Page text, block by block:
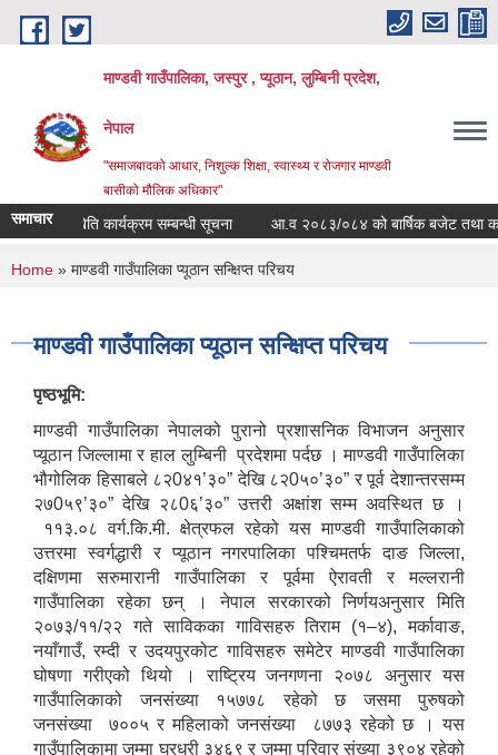
Skip to main content
माण्डवी गाउँपालिका, जस्पुर , प्यूठान, लुम्बिनी प्रदेश,
नेपाल
"समाजबादको आधार, निशुल्क शिक्षा, स्वास्थ्य र रोजगार माण्डवी
बासीको मौलिक अधिकार"
समाचार
पुष्प खेति कार्यक्रम सम्बन्धी सूचना आ.व २०८३/०८४ को बार्षिक बजेट तथा कार्यक्रम
You are here
Home » माण्डवी गाउँपालिका प्यूठान सन्क्षिप्त परिचय
माण्डवी गाउँपालिका प्यूठान सन्क्षिप्त परिचय
पृष्ठभूमि:
माण्डवी गाउँपालिका नेपालको पुरानो प्रशासनिक विभाजन अनुसार
प्यूठान जिल्लामा र हाल लुम्बिनी प्रदेशमा पर्दछ । माण्डवी गाउँपालिका
भौगोलिक हिसाबले ८२0४१’३०” देखि ८२0५०’३०” र पूर्व देशान्तरसम्म
२७0५९’३०” देखि २८0६’३०” उत्तरी अक्षांश सम्म अवस्थित छ ।
११३.०८ वर्ग.कि.मी. क्षेत्रफल रहेको यस माण्डवी गाउँपालिकाको
उत्तरमा स्वर्गद्धारी र प्यूठान नगरपालिका पश्चिमतर्फ दाङ जिल्ला,
दक्षिणमा सरुमारानी गाउँपालिका र पूर्वमा ऐरावती र मल्लरानी
गाउँपालिका रहेका छन् । नेपाल सरकारको निर्णयअनुसार मिति
२०७३/११/२२ गते साविकका गाविसहरु तिराम (१–४), मर्कावाङ,
नयाँगाउँ, रम्दी र उदयपुरकोट गाविसहरु समेटेर माण्डवी गाउँपालिका
घोषणा गरीएको थियो । राष्ट्रिय जनगणना २०७८ अनुसार यस
गाउँपालिकाको जनसंख्या १५७७८ रहेको छ जसमा पुरुषको
जनसंख्या ७००५ र महिलाको जनसंख्या ८७७३ रहेको छ । यस
गाउँपालिकामा जम्मा घरधुरी ३४६९ र जम्मा परिवार संख्या ३९०४ रहेको